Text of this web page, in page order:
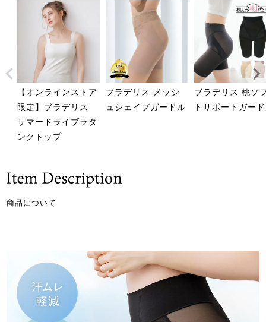
【オンラインストア
限定】ブラデリス
サマードライブラタ
ンクトップ
ブラデリス メッシ
ュシェイプガードル
ブラデリス 桃ソ
トサポートガー
商品について